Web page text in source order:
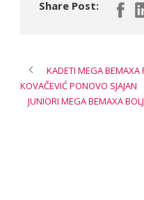
Share Post:
KADETI MEGA BEMAXA
KOVAČEVIĆ PONOVO SJAJAN
JUNIORI MEGA BEMAXA